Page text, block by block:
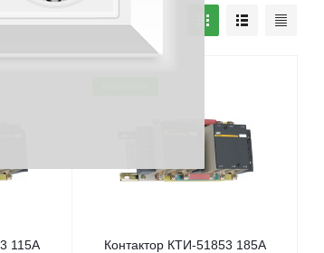
115А
Контактор КТИ-51853 185А